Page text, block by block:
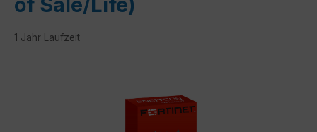
1 Jahr Laufzeit